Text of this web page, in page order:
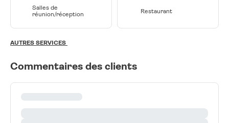
Salles de
réunion/réception
Restaurant
AUTRES SERVICES
Commentaires des clients